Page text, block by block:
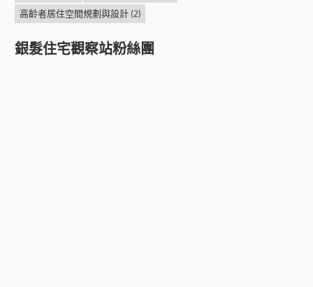
高齡者居住空間規劃與設計(2)
銀髮住宅觀察站粉絲團